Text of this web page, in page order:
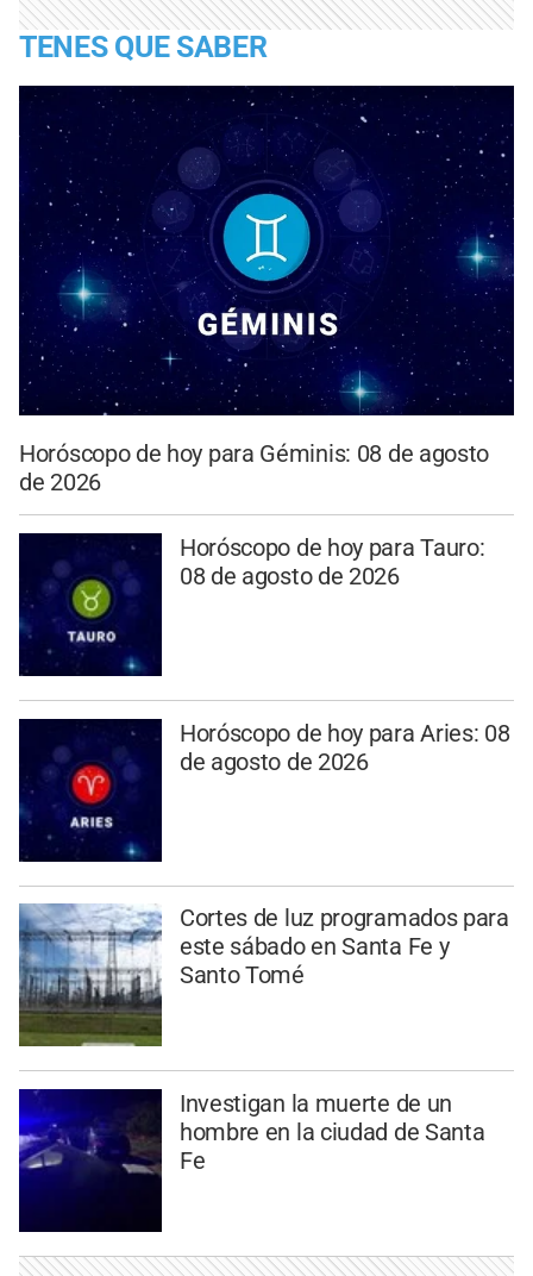
TENES QUE SABER
Horóscopo de hoy para Géminis: 08 de agosto
de 2026
Horóscopo de hoy para Tauro:
08 de agosto de 2026
Horóscopo de hoy para Aries: 08
de agosto de 2026
Cortes de luz programados para
este sábado en Santa Fe y
Santo Tomé
Investigan la muerte de un
hombre en la ciudad de Santa
Fe